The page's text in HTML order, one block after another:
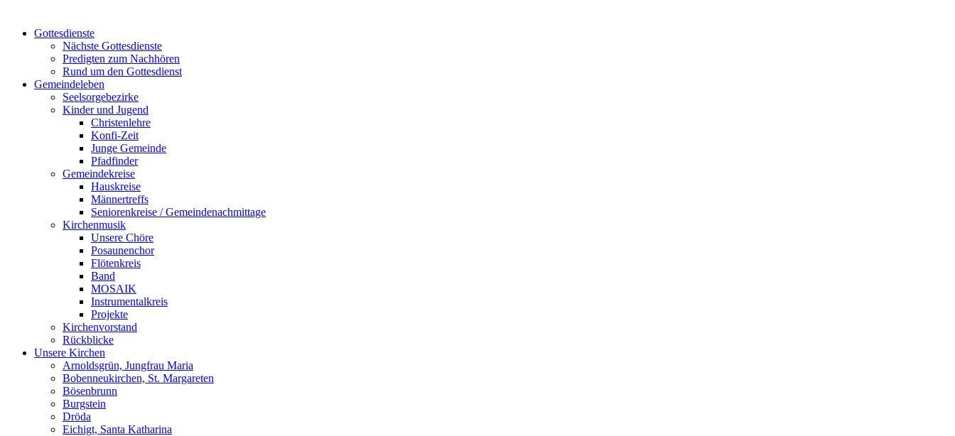
Gottesdienste
Nächste Gottesdienste
Predigten zum Nachhören
Rund um den Gottesdienst
Gemeindeleben
Seelsorgebezirke
Kinder und Jugend
Christenlehre
Konfi-Zeit
Junge Gemeinde
Pfadfinder
Gemeindekreise
Hauskreise
Männertreffs
Seniorenkreise / Gemeindenachmittage
Kirchenmusik
Unsere Chöre
Posaunenchor
Flötenkreis
Band
MOSAIK
Instrumentalkreis
Projekte
Kirchenvorstand
Rückblicke
Unsere Kirchen
Arnoldsgrün, Jungfrau Maria
Bobenneukirchen, St. Margareten
Bösenbrunn
Burgstein
Dröda
Eichigt, Santa Katharina